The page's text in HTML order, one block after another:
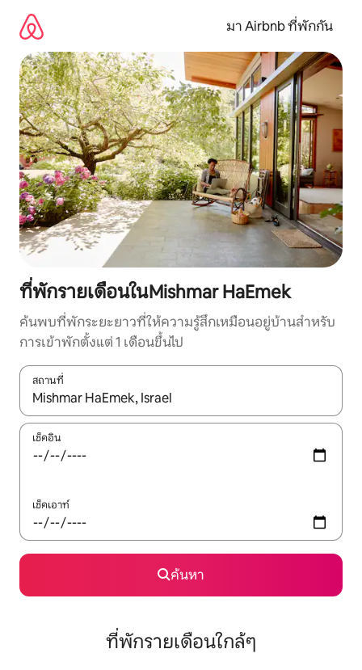
เนื้อหา
มา Airbnb ที่พักกัน
ที่พักรายเดือนในMishmar HaEmek
ค้นพบที่พักระยะยาวที่ให้ความรู้สึกเหมือนอยู่บ้านสำหรับ
การเข้าพักตั้งแต่ 1 เดือนขึ้นไป
สถานที่
ใช้ลูกศรขึ้นลง หรือใช้การสัมผัสหรือปัด เพื่อสำรวจผลการค้นหา
เช็คอิน
เช็คเอาท์
ค้นหา
ที่พักรายเดือนใกล้ๆ